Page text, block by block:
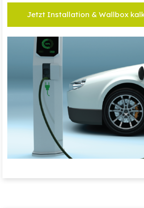
Jetzt Installation & Wallbox